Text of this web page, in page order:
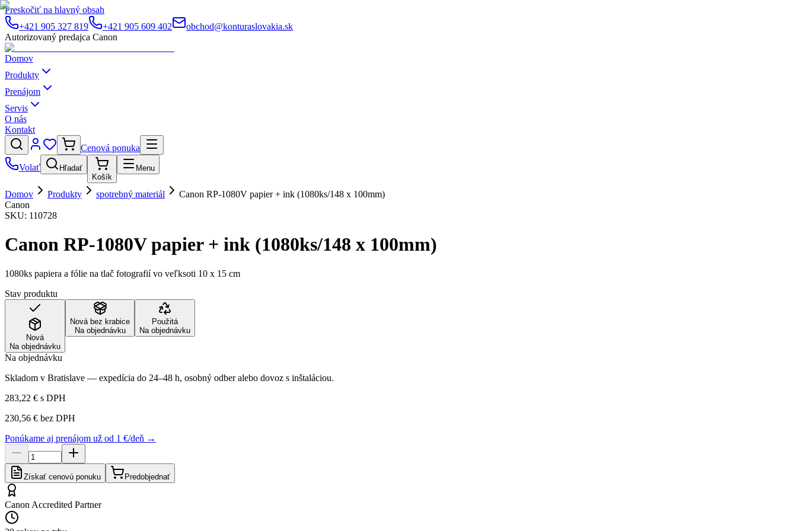
Preskočiť na hlavný obsah
+421 905 327 819
+421 905 609 402
obchod@konturaslovakia.sk
Autorizovaný predajca Canon
Domov
Produkty
Prenájom
Servis
O nás
Kontakt
Cenová ponuka
Volať
Hľadať
Košík
Menu
Domov Produkty spotrebný materiál
Canon RP-1080V papier + ink (1080ks/148 x 100mm)
Canon
SKU: 110728
Canon RP-1080V papier + ink (1080ks/148 x 100mm)
1080ks papiera a fólie na tlač fotografií vo veľksoti 10 x 15 cm
Stav produktu
Nová
Na objednávku
Nová bez krabice
Na objednávku
Použitá
Na objednávku
Na objednávku
Skladom v Bratislave — expedícia do 24–48 h, osobný odber alebo dovoz s inštaláciou.
283,22 € s DPH
230,56 € bez DPH
Ponúkame aj prenájom už od 1 €/deň →
Získať cenovú ponuku Predobjednať
Canon Accredited Partner